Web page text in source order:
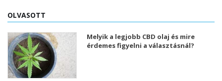
OLVASOTT
Melyik a legjobb CBD olaj és mire
érdemes figyelni a választásnál?